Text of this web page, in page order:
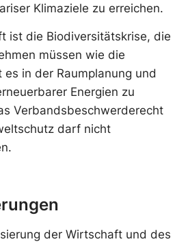
Klimaziele zu erreichen.
ist die Biodiversitätskrise, die
müssen wie die
es in der Raumplanung und
Energien zu
Verbandsbeschwerderecht
darf nicht
der Wirtschaft und des